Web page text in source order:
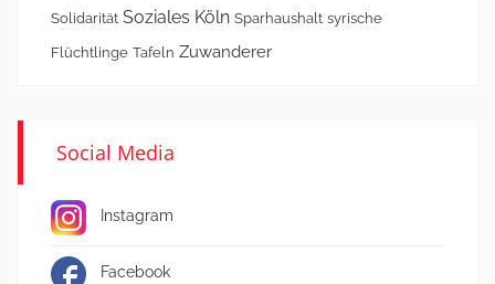
Solidarität Soziales Köln Sparhaushalt syrische
Flüchtlinge Tafeln Zuwanderer
Social Media
Instagram
Facebook